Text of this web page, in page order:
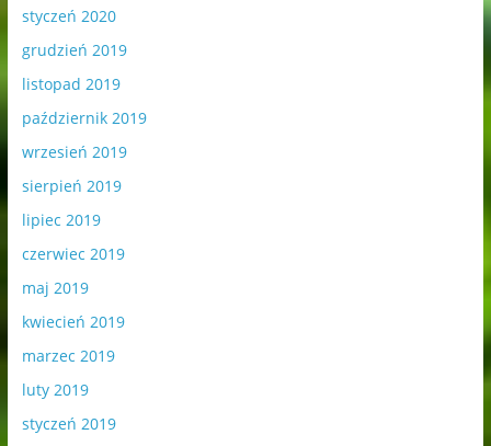
styczeń 2020
grudzień 2019
listopad 2019
październik 2019
wrzesień 2019
sierpień 2019
lipiec 2019
czerwiec 2019
maj 2019
kwiecień 2019
marzec 2019
luty 2019
styczeń 2019